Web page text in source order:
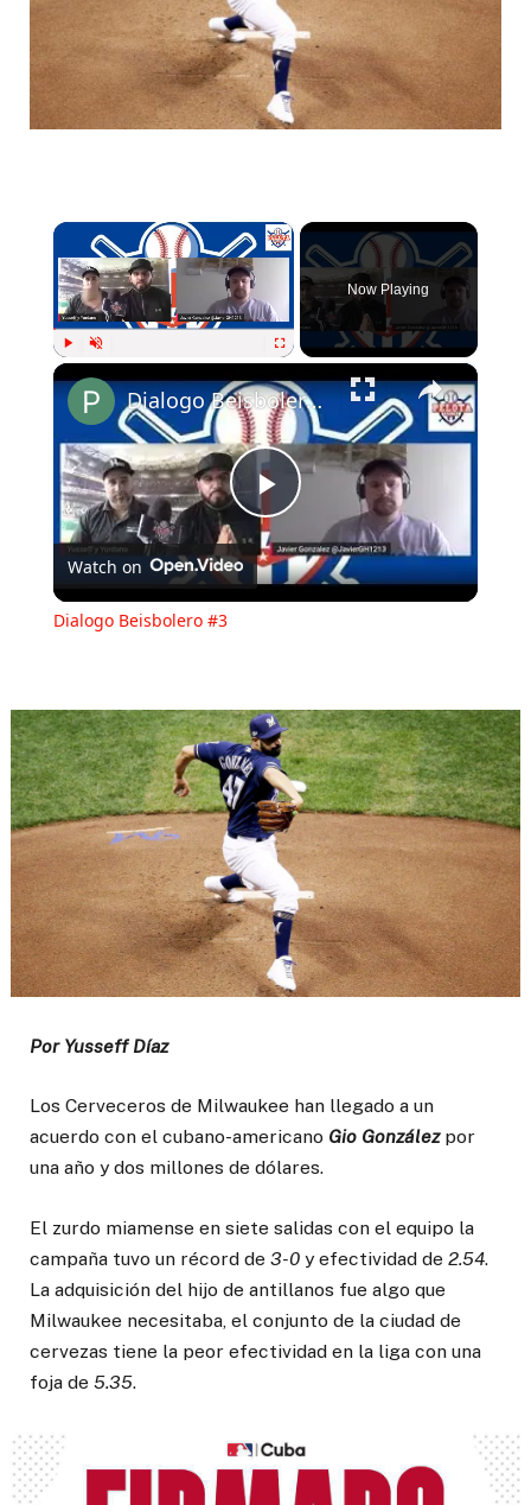
×
Now Playing
×
Play
Video
Dialogo Beisbolero #3
Watch on
Dialogo Beisbolero #3
Por Yusseff Díaz
Los Cerveceros de Milwaukee han llegado a un
acuerdo con el cubano-americano Gio Gonzálezpor
una año y dos millones de dólares.
El zurdo miamense en siete salidas con el equipo la
campaña tuvo un récord de 3-0 y efectividad de 2.54.
La adquisición del hijo de antillanos fue algo que
Milwaukee necesitaba, el conjunto de la ciudad de
cervezas tiene la peor efectividad en la liga con una
foja de 5.35.